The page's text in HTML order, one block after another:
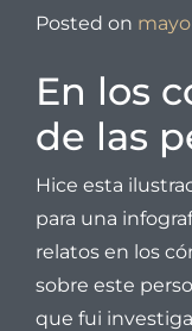
Posted on mayo
En los
de las
Hice esta
para una
relatos en los
sobre este
que fui